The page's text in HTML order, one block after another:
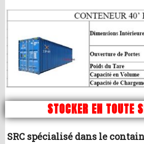
STOCKER EN TOUTE
SRC spécialisé dans le